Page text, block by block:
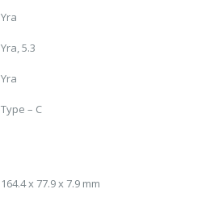
Yra
Yra, 5.3
Yra
Type – C
164.4 x 77.9 x 7.9 mm